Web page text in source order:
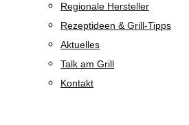
Regionale Hersteller
Rezeptideen & Grill-Tipps
Aktuelles
Talk am Grill
Kontakt